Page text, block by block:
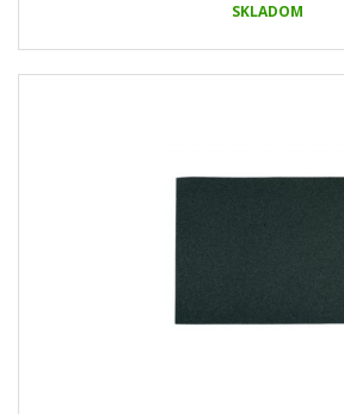
SKLADOM